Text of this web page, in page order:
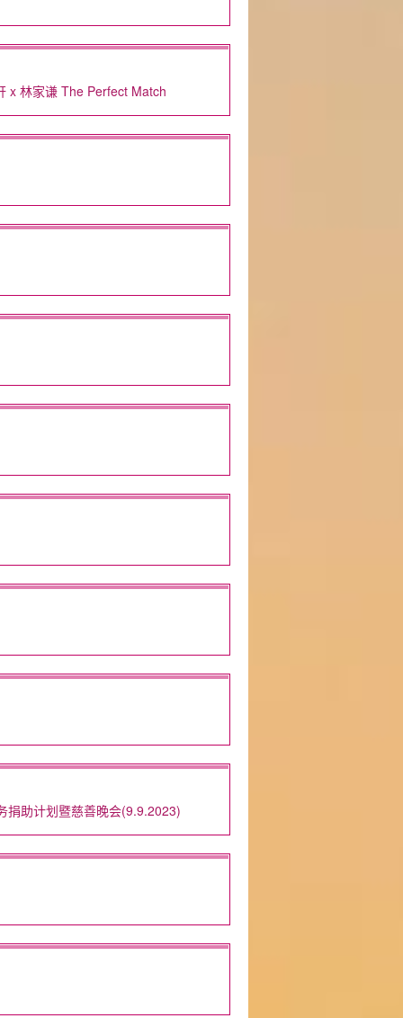
x 林家谦 The Perfect Match
捐助计划暨慈善晚会(9.9.2023)